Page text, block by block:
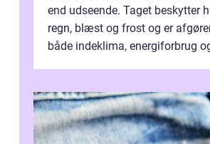
end udseende. Taget beskytter
regn, blæst og frost og er
både indeklima, energiforbrug